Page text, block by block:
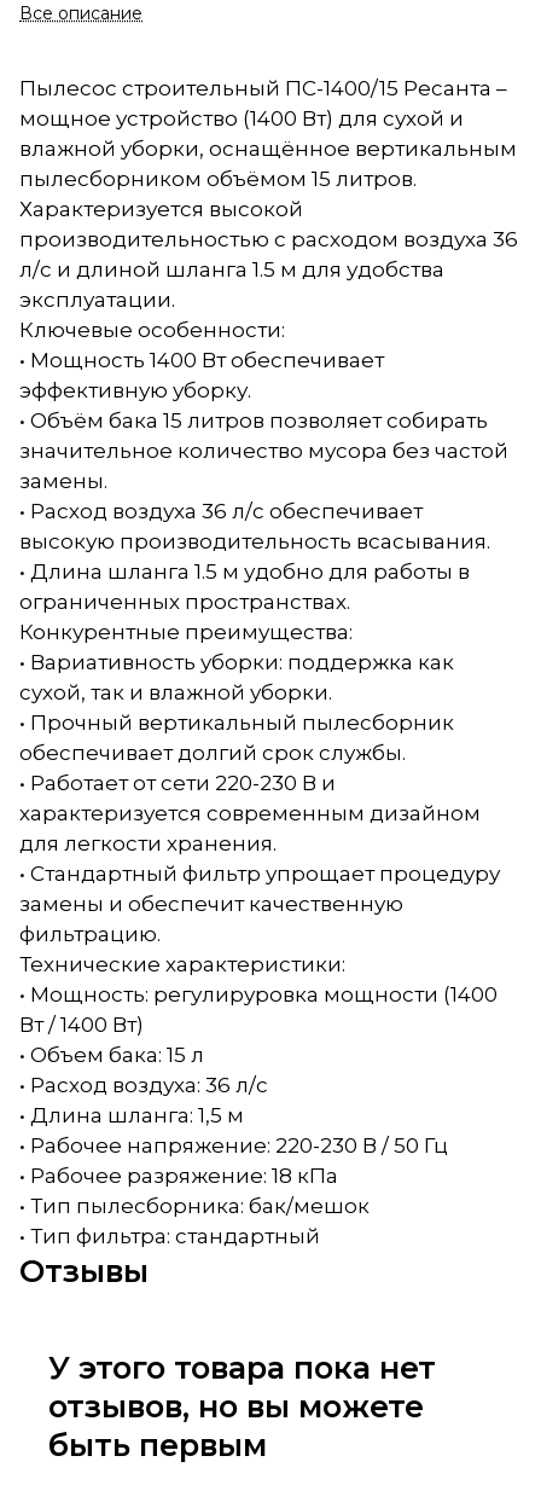
Все описание
Пылесос строительный ПС-1400/15 Ресанта –
мощное устройство (1400 Вт) для сухой и
влажной уборки, оснащённое вертикальным
пылесборником объёмом 15 литров.
Характеризуется высокой
производительностью с расходом воздуха 36
л/с и длиной шланга 1.5 м для удобства
эксплуатации.
Ключевые особенности:
• Мощность 1400 Вт обеспечивает
эффективную уборку.
• Объём бака 15 литров позволяет собирать
значительное количество мусора без частой
замены.
• Расход воздуха 36 л/с обеспечивает
высокую производительность всасывания.
• Длина шланга 1.5 м удобно для работы в
ограниченных пространствах.
Конкурентные преимущества:
• Вариативность уборки: поддержка как
сухой, так и влажной уборки.
• Прочный вертикальный пылесборник
обеспечивает долгий срок службы.
• Работает от сети 220-230 В и
характеризуется современным дизайном
для легкости хранения.
• Стандартный фильтр упрощает процедуру
замены и обеспечит качественную
фильтрацию.
Технические характеристики:
• Мощность: регулируровка мощности (1400
Вт / 1400 Вт)
• Объем бака: 15 л
• Расход воздуха: 36 л/с
• Длина шланга: 1,5 м
• Рабочее напряжение: 220-230 В / 50 Гц
• Рабочее разряжение: 18 кПа
• Тип пылесборника: бак/мешок
• Тип фильтра: стандартный
Отзывы
У этого товара пока нет
отзывов, но вы можете
быть первым